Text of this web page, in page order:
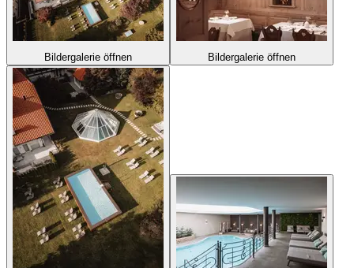
Bildergalerie öffnen Bildergalerie öffnen